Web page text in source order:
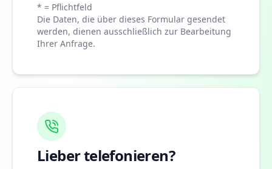
* = Pflichtfeld
Die Daten, die über dieses Formular gesendet
werden, dienen ausschließlich zur Bearbeitung
Ihrer Anfrage.
Lieber telefonieren?